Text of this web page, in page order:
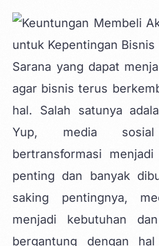
Sarana yang dapat
agar bisnis terus
hal. Salah satunya
Yup, media
bertransformasi
penting dan banyak
saking pentingnya,
menjadi kebutuhan
bergantung dengan